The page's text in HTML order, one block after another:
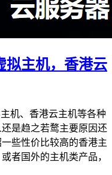
拟主机，香港云
机、香港云主机等各种
是趋之若鹜主要原因还
些性价比较高的香港主
者国外的主机类产品，